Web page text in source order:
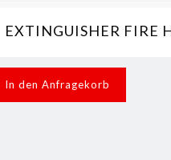
EXTINGUISHER FIRE
In den Anfragekorb